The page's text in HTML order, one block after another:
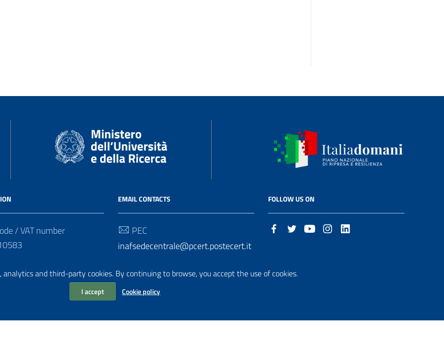
analytics and third-party cookies. By continuing to browse, you accept the use of cookies.
I accept Cookie policy
/ VAT number
EMAIL CONTACTS
PEC
inafsedecentrale@pcert.postecert.it
FOLLOW US ON